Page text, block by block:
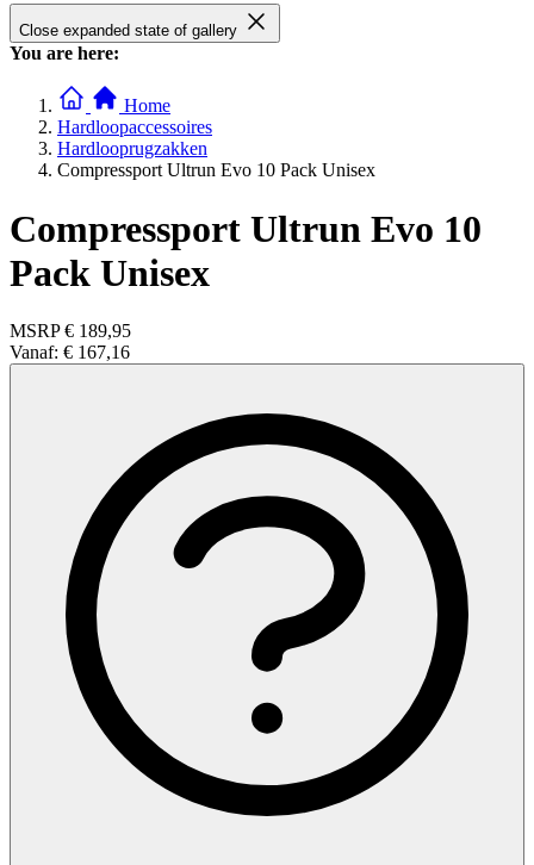
Close expanded state of gallery
You are here:
Home
Hardloopaccessoires
Hardlooprugzakken
Compressport Ultrun Evo 10 Pack Unisex
Compressport Ultrun Evo 10
Pack Unisex
MSRP € 189,95
Vanaf: € 167,16